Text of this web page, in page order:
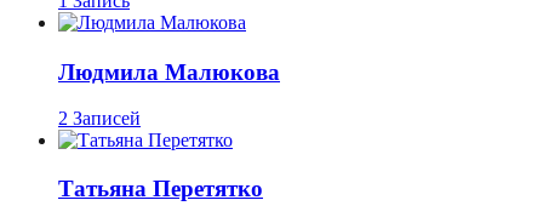
Людмила Малюкова
2 Записей
Татьяна Перетятко